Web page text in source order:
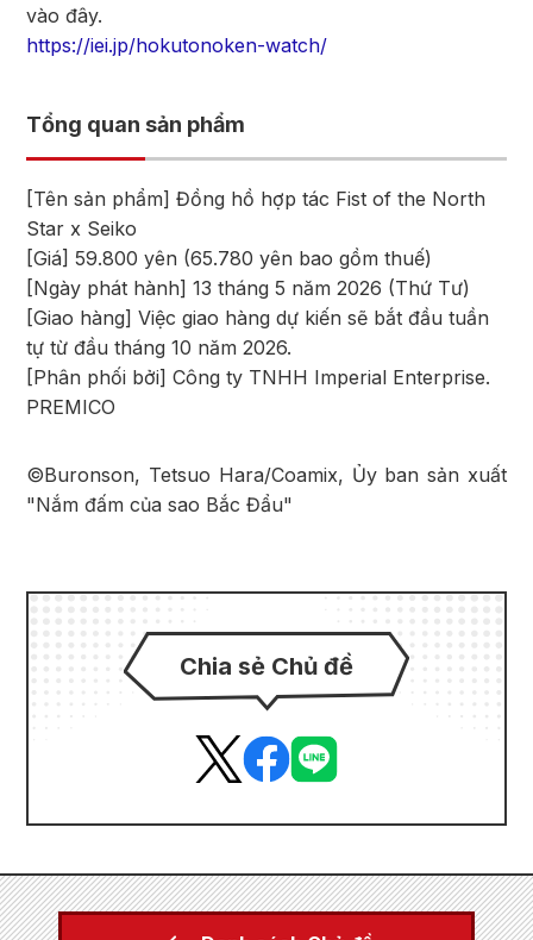
vào đây.
https://iei.jp/hokutonoken-watch/
Tổng quan sản phẩm
[Tên sản phẩm] Đồng hồ hợp tác Fist of the North
Star x Seiko
[Giá] 59.800 yên (65.780 yên bao gồm thuế)
[Ngày phát hành] 13 tháng 5 năm 2026 (Thứ Tư)
[Giao hàng] Việc giao hàng dự kiến sẽ bắt đầu tuần
tự từ đầu tháng 10 năm 2026.
[Phân phối bởi] Công ty TNHH Imperial Enterprise.
PREMICO
©Buronson, Tetsuo Hara/Coamix, Ủy ban sản xuất
"Nắm đấm của sao Bắc Đẩu"
Chia sẻ Chủ đề